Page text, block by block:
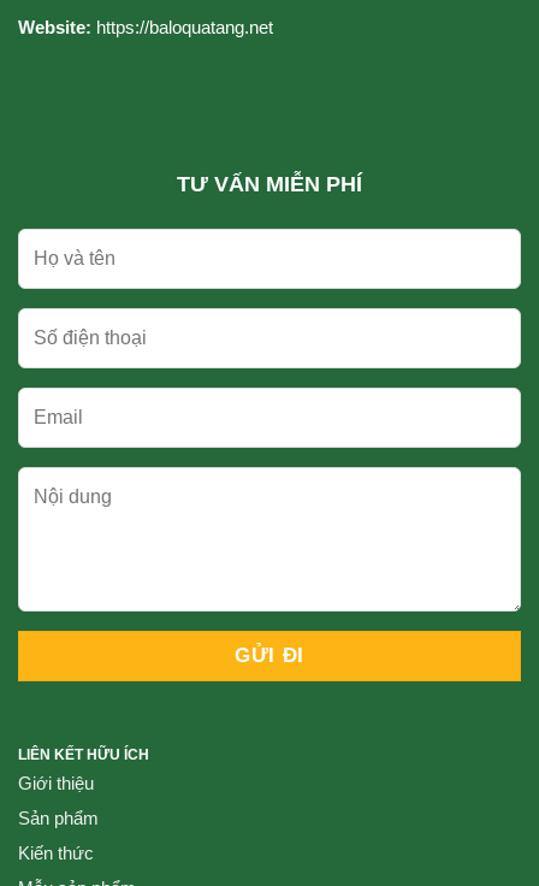
Website: https://baloquatang.net
TƯ VẤN MIỄN PHÍ
LIÊN KẾT HỮU ÍCH
Giới thiệu
Sản phẩm
Kiến thức